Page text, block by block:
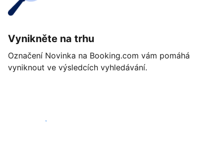
Vynikněte na trhu
Označení Novinka na Booking.com vám pomáhá
vyniknout ve výsledcích vyhledávání.
Začít ještě dnes